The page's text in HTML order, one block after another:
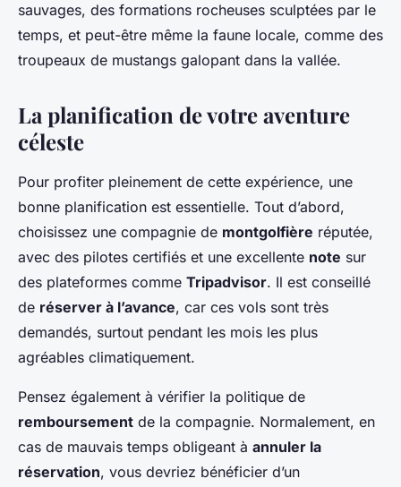
sauvages, des formations rocheuses sculptées par le
temps, et peut-être même la faune locale, comme des
troupeaux de mustangs galopant dans la vallée.
La planification de votre aventure
céleste
Pour profiter pleinement de cette expérience, une
bonne planification est essentielle. Tout d’abord,
choisissez une compagnie de montgolfière réputée,
avec des pilotes certifiés et une excellente note sur
des plateformes comme Tripadvisor. Il est conseillé
de réserver à l’avance, car ces vols sont très
demandés, surtout pendant les mois les plus
agréables climatiquement.
Pensez également à vérifier la politique de
remboursement de la compagnie. Normalement, en
cas de mauvais temps obligeant à annuler la
réservation, vous devriez bénéficier d’un